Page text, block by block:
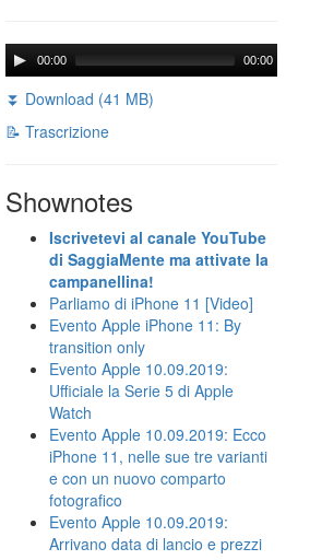
00:00 00:00
⏬ Download (41 MB)
📝 Trascrizione
Shownotes
Iscrivetevi al canale YouTube
di SaggiaMente ma attivate la
campanellina!
Parliamo di iPhone 11 [Video]
Evento Apple iPhone 11: By
transition only
Evento Apple 10.09.2019:
Ufficiale la Serie 5 di Apple
Watch
Evento Apple 10.09.2019: Ecco
iPhone 11, nelle sue tre varianti
e con un nuovo comparto
fotografico
Evento Apple 10.09.2019:
Arrivano data di lancio e prezzi